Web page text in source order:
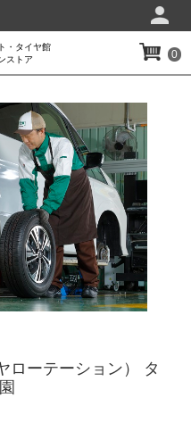
・タイヤ館
ストア
0
ローテーション） タ